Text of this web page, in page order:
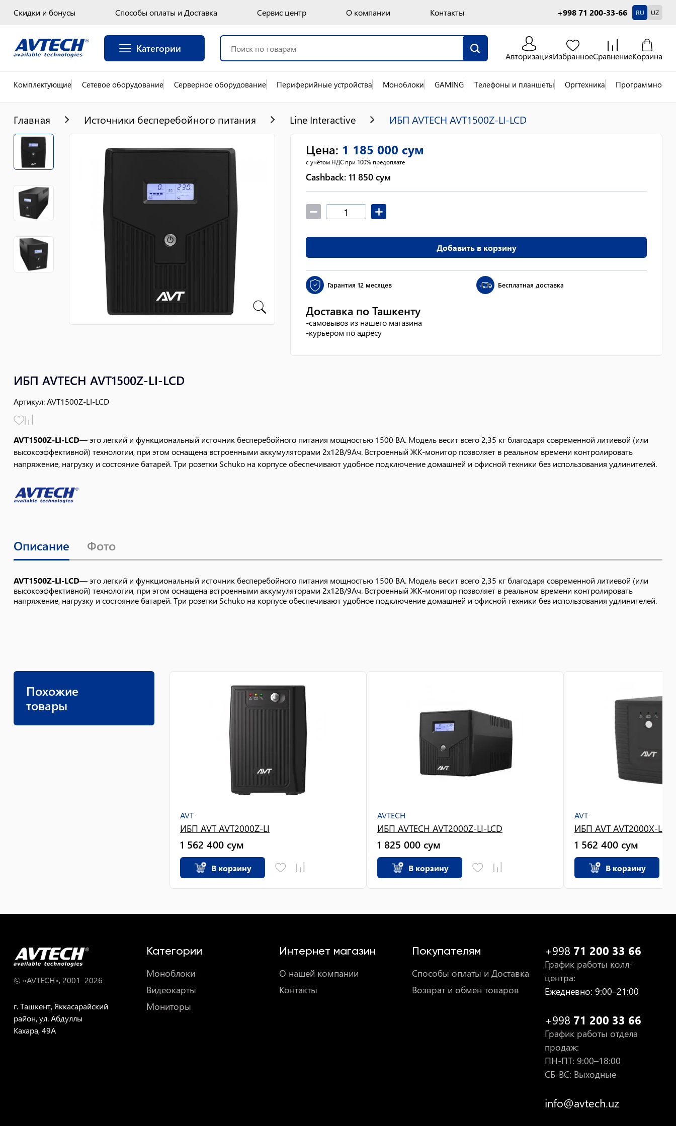
Скидки и бонусы Способы оплаты и Доставка Сервис центр О компании Контакты +998 71 200-33-66 RU UZ
Категории
АвторизацияИзбранноеСравнениеКорзина
Комплектующие Сетевое оборудование Серверное оборудование Периферийные устройства Моноблоки GAMING Телефоны и планшеты Оргтехника Программное
Главная Источники бесперебойного питания Line Interactive ИБП AVTECH AVT1500Z-LI-LCD
ИБП AVTECH AVT1500Z-LI-LCD
Артикул:AVT1500Z-LI-LCD
AVT1500Z-LI-LCD— это легкий и функциональный источник бесперебойного питания мощностью 1500 ВА. Модель весит всего 2,35 кг благодаря современной литиевой (или
высокоэффективной) технологии, при этом оснащена встроенными аккумуляторами 2x12В/9Ач. Встроенный ЖК-монитор позволяет в реальном времени контролировать
напряжение, нагрузку и состояние батарей. Три розетки Schuko на корпусе обеспечивают удобное подключение домашней и офисной техники без использования удлинителей.
Цена: 1 185 000 сум
с учётом НДС при 100% предоплате
Cashback: 11 850 сум
Добавить в корзину
Гарантия 12 месяцев Бесплатная доставка
Доставка по Ташкенту
-самовывоз из нашего магазина
-курьером по адресу
Описание Фото
AVT1500Z-LI-LCD— это легкий и функциональный источник бесперебойного питания мощностью 1500 ВА. Модель весит всего 2,35 кг благодаря современной литиевой (или
высокоэффективной) технологии, при этом оснащена встроенными аккумуляторами 2x12В/9Ач. Встроенный ЖК-монитор позволяет в реальном времени контролировать
напряжение, нагрузку и состояние батарей. Три розетки Schuko на корпусе обеспечивают удобное подключение домашней и офисной техники без использования удлинителей.
Похожие
товары
AVT
ИБП AVT AVT2000Z-LI
1 562 400 сум
В корзину
AVTECH
ИБП AVTECH AVT2000Z-LI-LCD
1 825 000 сум
В корзину
AVT
ИБП AVT AVT2000X-LI
1 562 400 сум
В корзину
© «AVTECH», 2001–2026
г. Ташкент, Яккасарайский
район, ул. Абдуллы
Кахара, 49A
Категории
Моноблоки
Видеокарты
Мониторы
Интернет магазин
О нашей компании
Контакты
Покупателям
Способы оплаты и Доставка
Возврат и обмен товаров
+998 71 200 33 66
График работы колл-
центра:
Ежедневно: 9:00–21:00
+998 71 200 33 66
График работы отдела
продаж:
ПН-ПТ: 9:00–18:00
СБ-ВС: Выходные
info@avtech.uz